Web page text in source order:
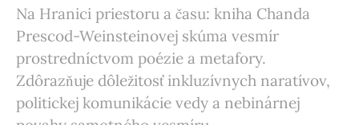
Na Hranici priestoru a času: kniha Chanda
Prescod-Weinsteinovej skúma vesmír
prostredníctvom poézie a metafory.
Zdôrazňuje dôležitosť inkluzívnych naratívov,
politickej komunikácie vedy a nebinárnej